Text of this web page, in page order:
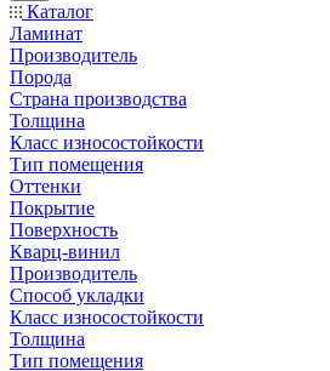
Каталог
Ламинат
Производитель
Порода
Страна производства
Толщина
Класс износостойкости
Тип помещения
Оттенки
Покрытие
Поверхность
Кварц-винил
Производитель
Способ укладки
Класс износостойкости
Толщина
Тип помещения